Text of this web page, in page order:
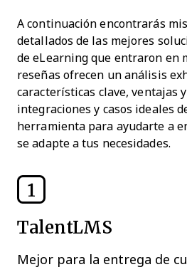
A continuación encontrarás
detallados de las mejores
de eLearning que entraron en
reseñas ofrecen un análisis
características clave, ventajas
integraciones y casos ideales
herramienta para ayudarte a
se adapte a tus necesidades.
1
TalentLMS
Mejor para la entrega de